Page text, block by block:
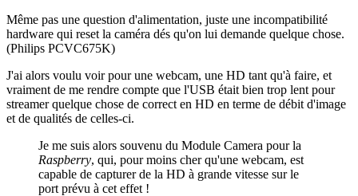
Même pas une question d'alimentation, juste une incompatibilité
hardware qui reset la caméra dés qu'on lui demande quelque chose.
(Philips PCVC675K)
J'ai alors voulu voir pour une webcam, une HD tant qu'à faire, et
vraiment de me rendre compte que l'USB était bien trop lent pour
streamer quelque chose de correct en HD en terme de débit d'image
et de qualités de celles-ci.
Je me suis alors souvenu du Module Camera pour la
Raspberry, qui, pour moins cher qu'une webcam, est
capable de capturer de la HD à grande vitesse sur le
port prévu à cet effet !